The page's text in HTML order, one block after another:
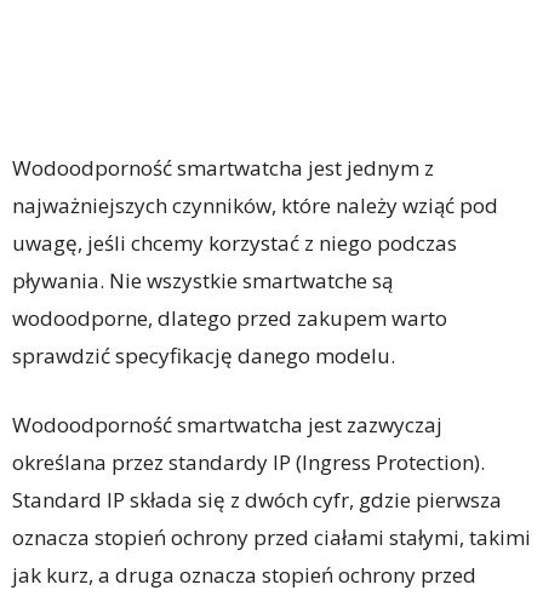
Wodoodporność smartwatcha jest jednym z
najważniejszych czynników, które należy wziąć pod
uwagę, jeśli chcemy korzystać z niego podczas
pływania. Nie wszystkie smartwatche są
wodoodporne, dlatego przed zakupem warto
sprawdzić specyfikację danego modelu.
Wodoodporność smartwatcha jest zazwyczaj
określana przez standardy IP (Ingress Protection).
Standard IP składa się z dwóch cyfr, gdzie pierwsza
oznacza stopień ochrony przed ciałami stałymi, takimi
jak kurz, a druga oznacza stopień ochrony przed